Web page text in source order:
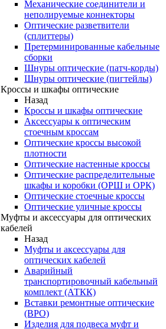
Механические соединители и
неполируемые коннекторы
Оптические разветвители
(сплиттеры)
Претерминированные кабельные
сборки
Шнуры оптические (патч-корды)
Шнуры оптические (пигтейлы)
Кроссы и шкафы оптические
Назад
Кроссы и шкафы оптические
Аксессуары к оптическим
стоечным кроссам
Оптические кроссы высокой
плотности
Оптические настенные кроссы
Оптические распределительные
шкафы и коробки (ОРШ и ОРК)
Оптические стоечные кроссы
Оптические уличные кроссы
Муфты и аксессуары для оптических
кабелей
Назад
Муфты и аксессуары для
оптических кабелей
Аварийный
транспортировочный кабельный
комплект (АТКК)
Вставки ремонтные оптические
(ВРО)
Изделия для подвеса муфт и